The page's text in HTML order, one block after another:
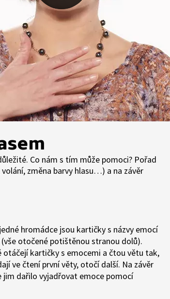
Co nám s tím může pomoci? Pořad
změna barvy hlasu…) a na závěr
hromádce jsou kartičky s názvy emocí
otočené potištěnou stranou dolů).
otáčejí kartičky s emocemi a čtou větu tak,
ve čtení první věty, otočí další. Na závěr
jim dařilo vyjadřovat emoce pomocí